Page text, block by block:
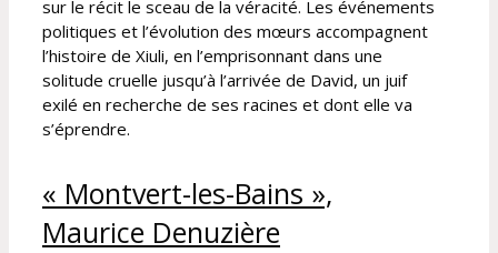
sur le récit le sceau de la véracité. Les événements
politiques et l’évolution des mœurs accompagnent
l’histoire de Xiuli, en l’emprisonnant dans une
solitude cruelle jusqu’à l’arrivée de David, un juif
exilé en recherche de ses racines et dont elle va
s’éprendre.
« Montvert-les-Bains »,
Maurice Denuzière